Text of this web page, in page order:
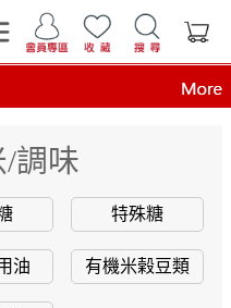
回家
糖
在這裡
！榮獲行政院環境部網購包
特殊糖
油 有機米榖豆類
調味